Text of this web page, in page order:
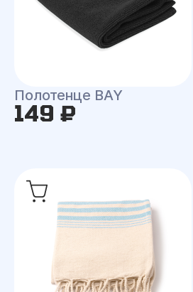
Полотенце BAY
149 ₽